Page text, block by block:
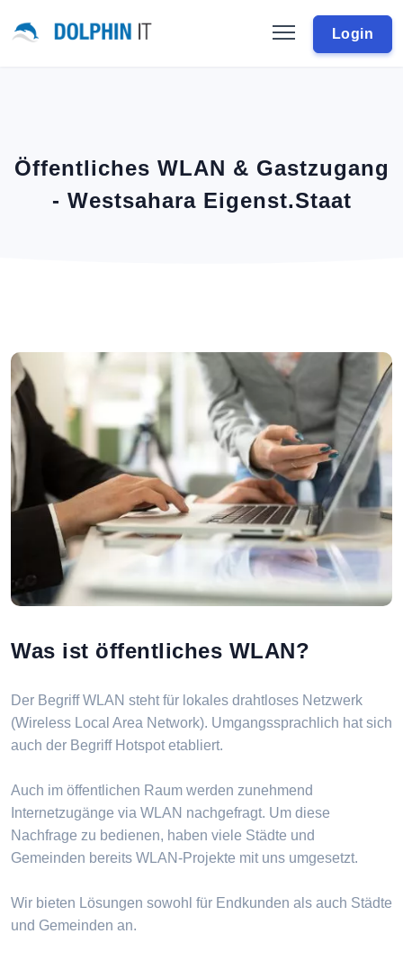
Login
Öffentliches WLAN & Gastzugang
- Westsahara Eigenst.Staat
Was ist öffentliches WLAN?
Der Begriff WLAN steht für lokales drahtloses Netzwerk
(Wireless Local Area Network). Umgangssprachlich hat sich
auch der Begriff Hotspot etabliert.
Auch im öffentlichen Raum werden zunehmend
Internetzugänge via WLAN nachgefragt. Um diese
Nachfrage zu bedienen, haben viele Städte und
Gemeinden bereits WLAN-Projekte mit uns umgesetzt.
Wir bieten Lösungen sowohl für Endkunden als auch Städte
und Gemeinden an.